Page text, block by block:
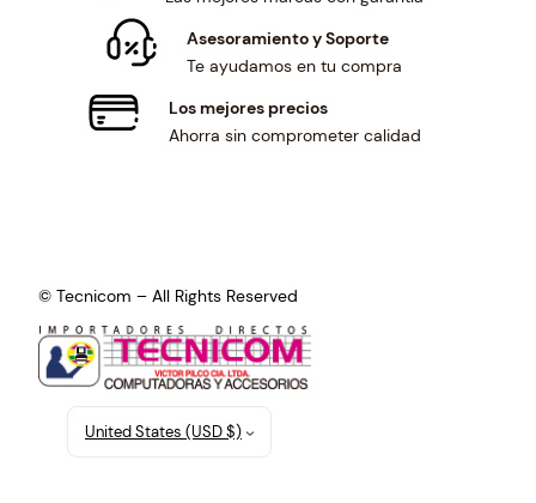
Asesoramiento y Soporte
Te ayudamos en tu compra
Los mejores precios
Ahorra sin comprometer calidad
© Tecnicom – All Rights Reserved
United States (USD $)